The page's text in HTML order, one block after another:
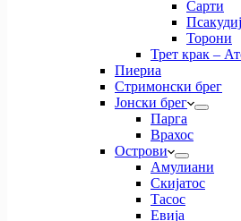
Сарти
Торони
Трет крак –
Пиериа
Стримонски брег
Јонски брег
Парга
Врахос
Острови
Амулиани
Скијатос
Тасос
Евија